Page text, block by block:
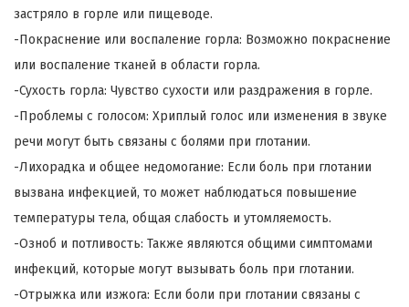
застряло в горле или пищеводе.
-Покраснение или воспаление горла: Возможно покраснение
или воспаление тканей в области горла.
-Сухость горла: Чувство сухости или раздражения в горле.
-Проблемы с голосом: Хриплый голос или изменения в звуке
речи могут быть связаны с болями при глотании.
-Лихорадка и общее недомогание: Если боль при глотании
вызвана инфекцией, то может наблюдаться повышение
температуры тела, общая слабость и утомляемость.
-Озноб и потливость: Также являются общими симптомами
инфекций, которые могут вызывать боль при глотании.
-Отрыжка или изжога: Если боли при глотании связаны с